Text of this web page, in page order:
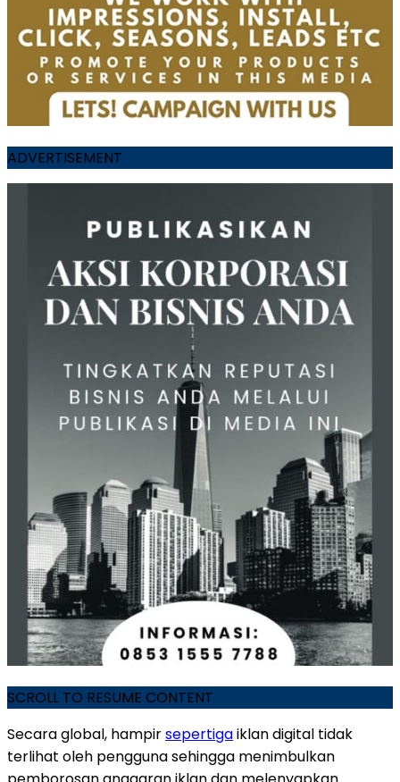
ADVERTISEMENT
SCROLL TO RESUME CONTENT
Secara global, hampirsepertigaiklan digital tidak
terlihat oleh pengguna sehingga menimbulkan